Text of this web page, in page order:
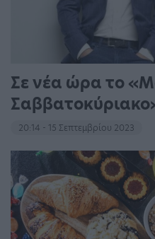
Σε νέα ώρα το
20:14 - 15 Σεπτεμβρίου 2023